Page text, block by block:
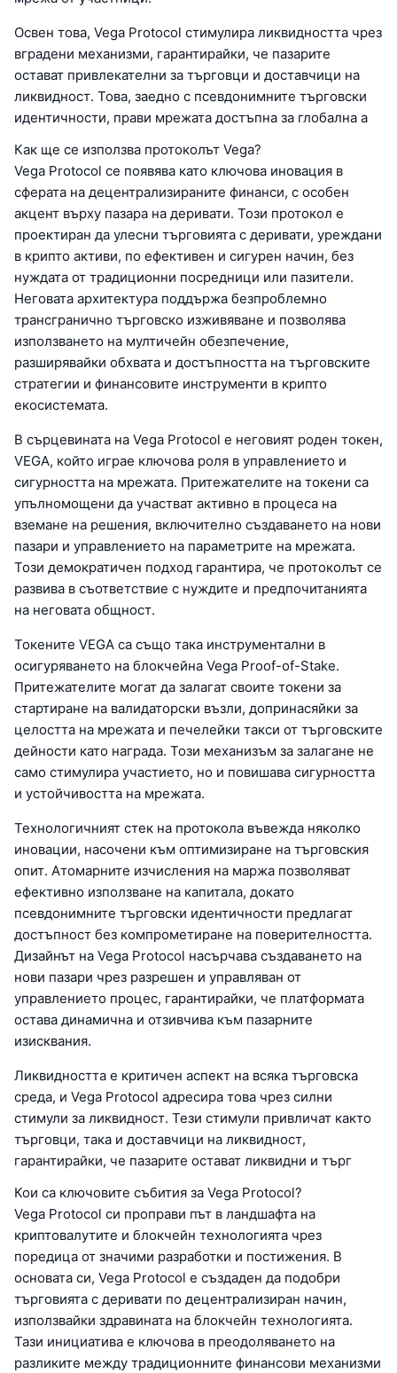
Освен това, Vega Protocol стимулира ликвидността чрез
вградени механизми, гарантирайки, че пазарите
остават привлекателни за търговци и доставчици на
ликвидност. Това, заедно с псевдонимните търговски
идентичности, прави мрежата достъпна за глобална а
Как ще се използва протоколът Vega?
Vega Protocol се появява като ключова иновация в
сферата на децентрализираните финанси, с особен
акцент върху пазара на деривати. Този протокол е
проектиран да улесни търговията с деривати, уреждани
в крипто активи, по ефективен и сигурен начин, без
нуждата от традиционни посредници или пазители.
Неговата архитектура поддържа безпроблемно
трансгранично търговско изживяване и позволява
използването на мултичейн обезпечение,
разширявайки обхвата и достъпността на търговските
стратегии и финансовите инструменти в крипто
екосистемата.
В сърцевината на Vega Protocol е неговият роден токен,
VEGA, който играе ключова роля в управлението и
сигурността на мрежата. Притежателите на токени са
упълномощени да участват активно в процеса на
вземане на решения, включително създаването на нови
пазари и управлението на параметрите на мрежата.
Този демократичен подход гарантира, че протоколът се
развива в съответствие с нуждите и предпочитанията
на неговата общност.
Токените VEGA са също така инструментални в
осигуряването на блокчейна Vega Proof-of-Stake.
Притежателите могат да залагат своите токени за
стартиране на валидаторски възли, допринасяйки за
целостта на мрежата и печелейки такси от търговските
дейности като награда. Този механизъм за залагане не
само стимулира участието, но и повишава сигурността
и устойчивостта на мрежата.
Технологичният стек на протокола въвежда няколко
иновации, насочени към оптимизиране на търговския
опит. Атомарните изчисления на маржа позволяват
ефективно използване на капитала, докато
псевдонимните търговски идентичности предлагат
достъпност без компрометиране на поверителността.
Дизайнът на Vega Protocol насърчава създаването на
нови пазари чрез разрешен и управляван от
управлението процес, гарантирайки, че платформата
остава динамична и отзивчива към пазарните
изисквания.
Ликвидността е критичен аспект на всяка търговска
среда, и Vega Protocol адресира това чрез силни
стимули за ликвидност. Тези стимули привличат както
търговци, така и доставчици на ликвидност,
гарантирайки, че пазарите остават ликвидни и търг
Кои са ключовите събития за Vega Protocol?
Vega Protocol си проправи път в ландшафта на
криптовалутите и блокчейн технологията чрез
поредица от значими разработки и постижения. В
основата си, Vega Protocol е създаден да подобри
търговията с деривати по децентрализиран начин,
използвайки здравината на блокчейн технологията.
Тази инициатива е ключова в преодоляването на
разликите между традиционните финансови механизми